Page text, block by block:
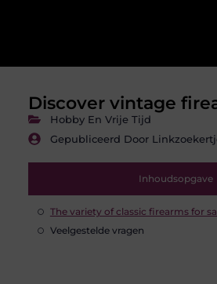
Discover vintage
Hobby En Vrije Tijd
Gepubliceerd Door
Inhoudsopgave
The variety of classic firearms for
Veelgestelde vragen